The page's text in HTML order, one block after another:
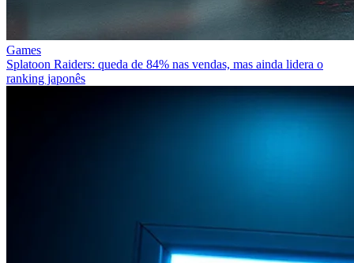
Games
Splatoon Raiders: queda de 84% nas vendas, mas ainda lidera o
ranking japonês